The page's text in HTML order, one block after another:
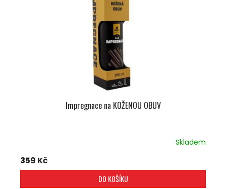
Impregnace na KOŽENOU OBUV
Skladem
359 Kč
DO KOŠÍKU